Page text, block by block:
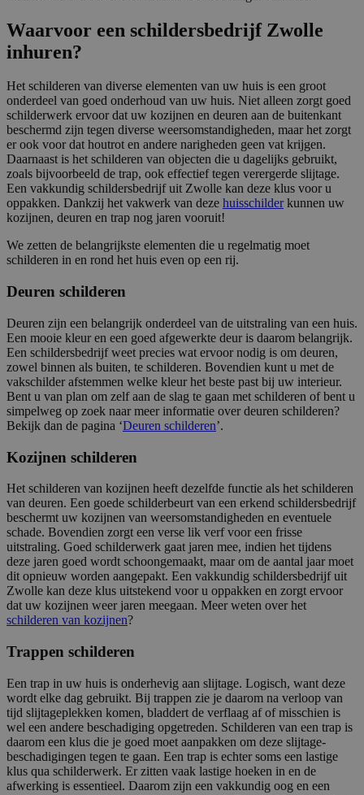
Waarvoor een schildersbedrijf Zwolle
inhuren?
Het schilderen van diverse elementen van uw huis is een groot
onderdeel van goed onderhoud van uw huis. Niet alleen zorgt goed
schilderwerk ervoor dat uw kozijnen en deuren aan de buitenkant
beschermd zijn tegen diverse weersomstandigheden, maar het zorgt
er ook voor dat houtrot en andere narigheden geen vat krijgen.
Daarnaast is het schilderen van objecten die u dagelijks gebruikt,
zoals bijvoorbeeld de trap, ook effectief tegen verergerde slijtage.
Een vakkundig schildersbedrijf uit Zwolle kan deze klus voor u
oppakken. Dankzij het vakwerk van deze huisschilderkunnen uw
kozijnen, deuren en trap nog jaren vooruit!
We zetten de belangrijkste elementen die u regelmatig moet
schilderen in en rond het huis even op een rij.
Deuren schilderen
Deuren zijn een belangrijk onderdeel van de uitstraling van een huis.
Een mooie kleur en een goed afgewerkte deur is daarom belangrijk.
Een schildersbedrijf weet precies wat ervoor nodig is om deuren,
zowel binnen als buiten, te schilderen. Bovendien kunt u met de
vakschilder afstemmen welke kleur het beste past bij uw interieur.
Bent u van plan om zelf aan de slag te gaan met schilderen of bent u
simpelweg op zoek naar meer informatie over deuren schilderen?
Bekijk dan de pagina ‘Deuren schilderen’.
Kozijnen schilderen
Het schilderen van kozijnen heeft dezelfde functie als het schilderen
van deuren. Een goede schilderbeurt van een erkend schildersbedrijf
beschermt uw kozijnen van weersomstandigheden en eventuele
schade. Bovendien zorgt een verse lik verf voor een frisse
uitstraling. Goed schilderwerk gaat jaren mee, indien het tijdens
deze jaren goed wordt schoongemaakt, maar om de aantal jaar moet
dit opnieuw worden aangepakt. Een vakkundig schildersbedrijf uit
Zwolle kan deze klus uitstekend voor u oppakken en zorgt ervoor
dat uw kozijnen weer jaren meegaan. Meer weten over het
schilderen van kozijnen?
Trappen schilderen
Een trap in uw huis is onderhevig aan slijtage. Logisch, want deze
wordt elke dag gebruikt. Bij trappen zie je daarom na verloop van
tijd slijtageplekken komen, bladdert de verflaag af of misschien is
wel een andere beschadiging opgetreden. Schilderen van een trap is
daarom een klus die je goed moet aanpakken om deze slijtage-
beschadigingen tegen te gaan. Een trap is echter soms een lastige
klus qua schilderwerk. Er zitten vaak lastige hoeken in en de
afwerking is essentieel. Daarom zijn een vakkundig oog en een